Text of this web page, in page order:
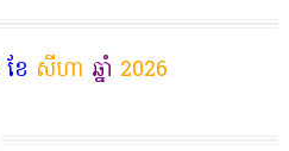
ខែ សីហា ឆ្នាំ 2026